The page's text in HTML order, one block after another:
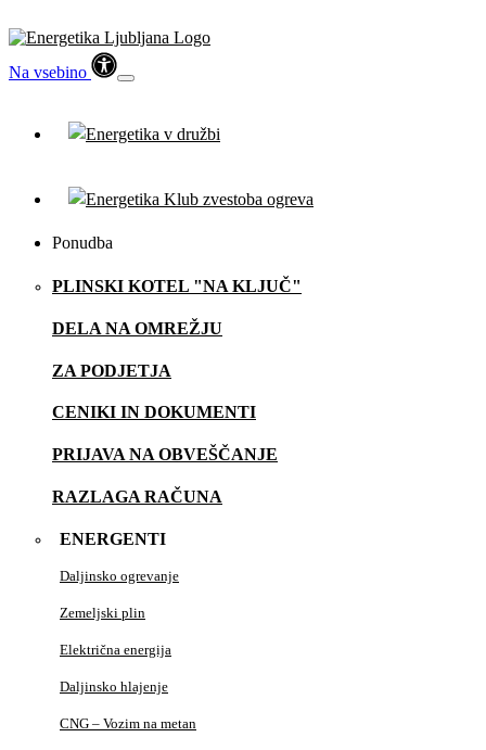
Na vsebino
Ponudba
PLINSKI KOTEL "NA KLJUČ"
DELA NA OMREŽJU
ZA PODJETJA
CENIKI IN DOKUMENTI
PRIJAVA NA OBVEŠČANJE
RAZLAGA RAČUNA
ENERGENTI
Daljinsko ogrevanje
Zemeljski plin
Električna energija
Daljinsko hlajenje
CNG – Vozim na metan